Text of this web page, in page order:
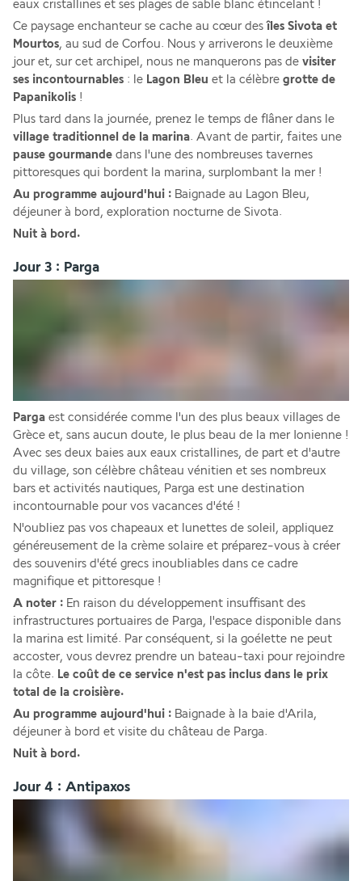
eaux cristallines et ses plages de sable blanc étincelant !
Ce paysage enchanteur se cache au cœur des îles Sivota et
Mourtos, au sud de Corfou. Nous y arriverons le deuxième
jour et, sur cet archipel, nous ne manquerons pas de visiter
ses incontournables : le Lagon Bleu et la célèbre grotte de
Papanikolis !
Plus tard dans la journée, prenez le temps de flâner dans le
village traditionnel de la marina. Avant de partir, faites une
pause gourmande dans l'une des nombreuses tavernes
pittoresques qui bordent la marina, surplombant la mer !
Au programme aujourd'hui : Baignade au Lagon Bleu,
déjeuner à bord, exploration nocturne de Sivota.
Nuit à bord.
Jour 3 : Parga
Parga est considérée comme l'un des plus beaux villages de
Grèce et, sans aucun doute, le plus beau de la mer Ionienne !
Avec ses deux baies aux eaux cristallines, de part et d'autre
du village, son célèbre château vénitien et ses nombreux
bars et activités nautiques, Parga est une destination
incontournable pour vos vacances d'été !
N'oubliez pas vos chapeaux et lunettes de soleil, appliquez
généreusement de la crème solaire et préparez-vous à créer
des souvenirs d'été grecs inoubliables dans ce cadre
magnifique et pittoresque !
A noter : En raison du développement insuffisant des
infrastructures portuaires de Parga, l'espace disponible dans
la marina est limité. Par conséquent, si la goélette ne peut
accoster, vous devrez prendre un bateau-taxi pour rejoindre
la côte. Le coût de ce service n'est pas inclus dans le prix
total de la croisière.
Au programme aujourd'hui : Baignade à la baie d'Arila,
déjeuner à bord et visite du château de Parga.
Nuit à bord.
Jour 4 : Antipaxos